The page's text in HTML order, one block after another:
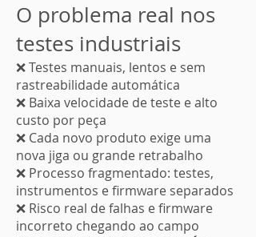
O problema real nos
testes industriais
❌ Testes manuais, lentos e sem
rastreabilidade automática
❌ Baixa velocidade de teste e alto
custo por peça
❌ Cada novo produto exige uma
nova jiga ou grande retrabalho
❌ Processo fragmentado: testes,
instrumentos e firmware separados
❌ Risco real de falhas e firmware
incorreto chegando ao campo